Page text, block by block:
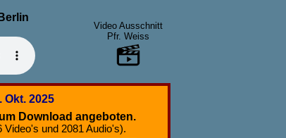
Video Ausschnitt
Pfr. Weiss
2025
Download angeboten.
Video's und 2081 Audio's).